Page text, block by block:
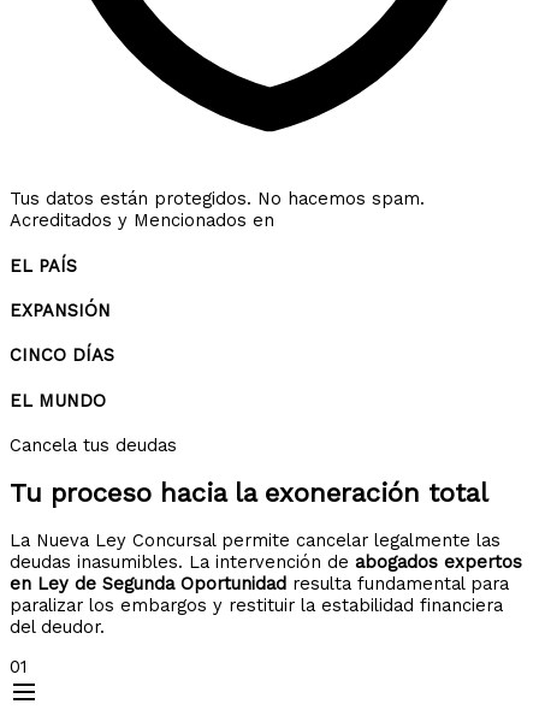
Tus datos están protegidos. No hacemos spam.
Acreditados y Mencionados en
EL PAÍS
EXPANSIÓN
CINCO DÍAS
EL MUNDO
Cancela tus deudas
Tu proceso hacia la exoneración total
La Nueva Ley Concursal permite cancelar legalmente las
deudas inasumibles. La intervención de abogados expertos
en Ley de Segunda Oportunidad resulta fundamental para
paralizar los embargos y restituir la estabilidad financiera
del deudor.
01